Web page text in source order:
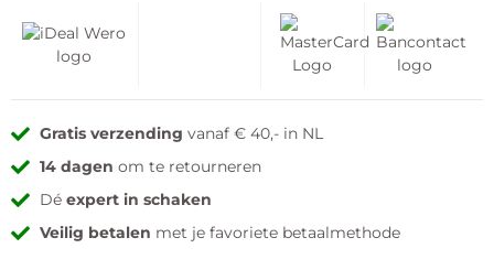
Gratis verzending vanaf € 40,- in NL
14 dagen om te retourneren
Déexpert in schaken
Veilig betalen met je favoriete betaalmethode